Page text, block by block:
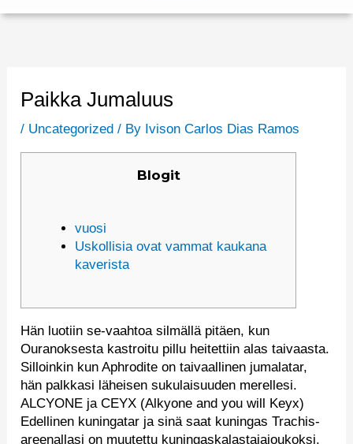
Paikka Jumaluus
/ Uncategorized / By Ivison Carlos Dias Ramos
Blogit
vuosi
Uskollisia ovat vammat kaukana
kaverista
Hän luotiin se-vaahtoa silmällä pitäen, kun
Ouranoksesta kastroitu pillu heitettiin alas taivaasta.
Silloinkin kun Aphrodite on taivaallinen jumalatar,
hän palkkasi läheisen sukulaisuuden merellesi.
ALCYONE ja CEYX (Alkyone and you will Keyx)
Edellinen kuningatar ja sinä saat kuningas Trachis-
areenallasi on muutettu kuningaskalastajajoukoksi.